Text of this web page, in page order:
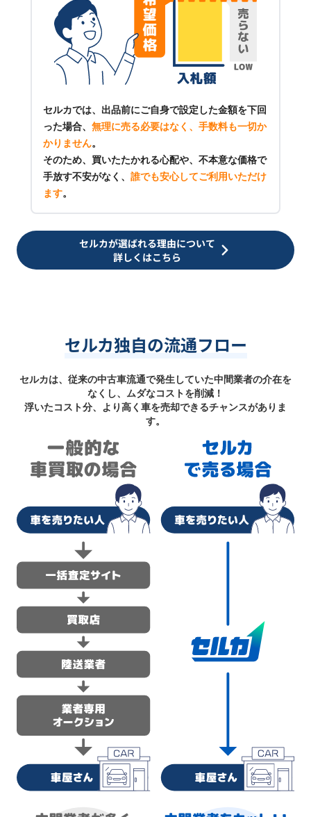
セルカでは、出品前にご自身で設定した金額を下回
った場合、 無理に売る必要はなく、手数料も一切か
かりません。
そのため、買いたたかれる心配や、不本意な価格で
手放す不安がなく、 誰でも安心してご利用いただけ
ます。
セルカが選ばれる理由について
詳しくはこちら
セルカ独自の流通フロー
セルカは、従来の中古車流通で発生していた中間業者の介在を
なくし、ムダなコストを削減！
浮いたコスト分、より高く車を売却できるチャンスがありま
す。